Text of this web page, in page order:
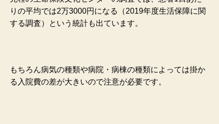
りの平均では2万3000円になる（2019年度生活保障に関
する調査）という統計も出ています。
もちろん病気の種類や病院・病棟の種類によっては掛か
る入院費の差が大きいので注意が必要です。